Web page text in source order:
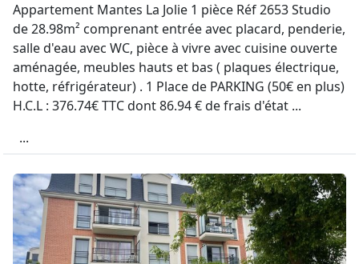
Appartement Mantes La Jolie 1 pièce Réf 2653 Studio
de 28.98m² comprenant entrée avec placard, penderie,
salle d'eau avec WC, pièce à vivre avec cuisine ouverte
aménagée, meubles hauts et bas ( plaques électrique,
hotte, réfrigérateur) . 1 Place de PARKING (50€ en plus)
H.C.L : 376.74€ TTC dont 86.94 € de frais d'état ...
...